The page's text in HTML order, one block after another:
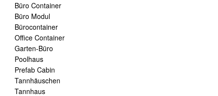
Büro Container
Büro Modul
Bürocontainer
Office Container
Garten-Büro
Poolhaus
Prefab Cabin
Tannhäuschen
Tannhaus